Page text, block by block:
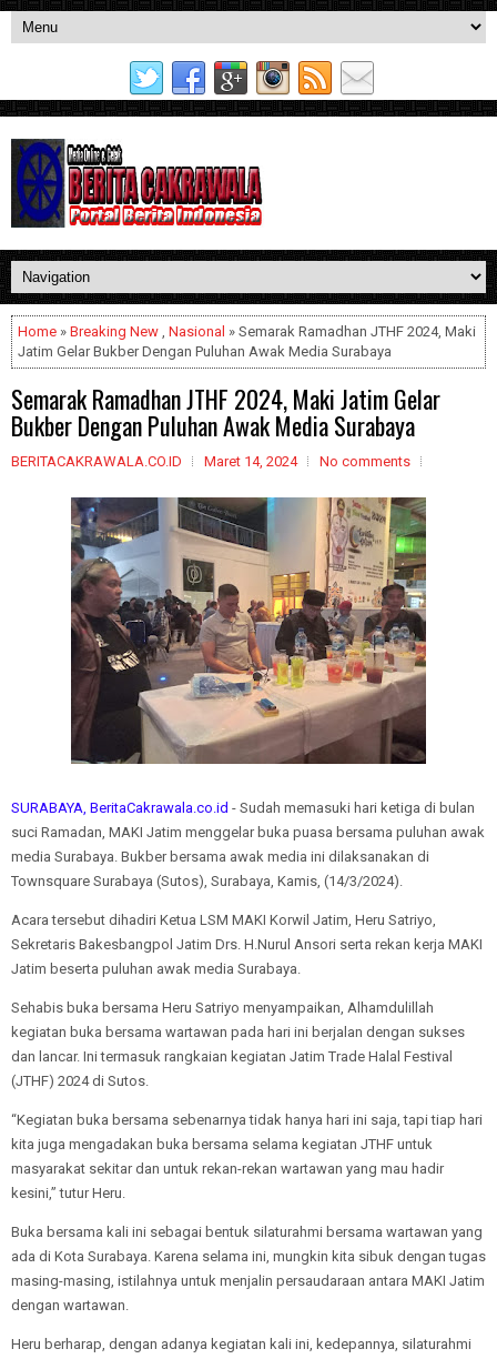
Home » Breaking New , Nasional » Semarak Ramadhan JTHF 2024, Maki
Jatim Gelar Bukber Dengan Puluhan Awak Media Surabaya
Semarak Ramadhan JTHF 2024, Maki Jatim Gelar
Bukber Dengan Puluhan Awak Media Surabaya
BERITACAKRAWALA.CO.ID Maret 14, 2024 No comments
SURABAYA, BeritaCakrawala.co.id - Sudah memasuki hari ketiga di bulan
suci Ramadan, MAKI Jatim menggelar buka puasa bersama puluhan awak
media Surabaya. Bukber bersama awak media ini dilaksanakan di
Townsquare Surabaya (Sutos), Surabaya, Kamis, (14/3/2024).
Acara tersebut dihadiri Ketua LSM MAKI Korwil Jatim, Heru Satriyo,
Sekretaris Bakesbangpol Jatim Drs. H.Nurul Ansori serta rekan kerja MAKI
Jatim beserta puluhan awak media Surabaya.
Sehabis buka bersama Heru Satriyo menyampaikan, Alhamdulillah
kegiatan buka bersama wartawan pada hari ini berjalan dengan sukses
dan lancar. Ini termasuk rangkaian kegiatan Jatim Trade Halal Festival
(JTHF) 2024 di Sutos.
“Kegiatan buka bersama sebenarnya tidak hanya hari ini saja, tapi tiap hari
kita juga mengadakan buka bersama selama kegiatan JTHF untuk
masyarakat sekitar dan untuk rekan-rekan wartawan yang mau hadir
kesini,” tutur Heru.
Buka bersama kali ini sebagai bentuk silaturahmi bersama wartawan yang
ada di Kota Surabaya. Karena selama ini, mungkin kita sibuk dengan tugas
masing-masing, istilahnya untuk menjalin persaudaraan antara MAKI Jatim
dengan wartawan.
Heru berharap, dengan adanya kegiatan kali ini, kedepannya, silaturahmi